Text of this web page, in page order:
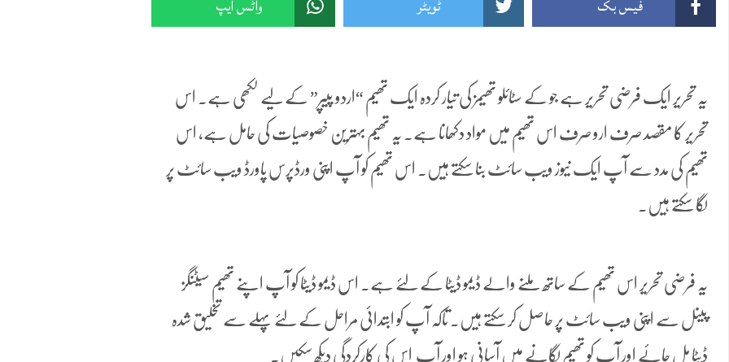
فیس بک ٹویٹر واٹس ایپ
یہ تحریر ایک فرضی تحریر ہے جو کے سٹائلو تھیمز کی تیار کردہ ایک تھیم “اردو پیپر” کے لیے لکھی ہے۔ اس
تحریر کا مقصد صرف ارو صرف اس تھیم میں مواد دکھانا ہے۔ یہ تھیم بہترین خصوصیات کی حامل ہے، اس
تھیم کی مدد سے آپ ایک نیوز ویب سائٹ بنا سکتے ہیں۔ اس تھیم کو آپ اپنی ورڈپرس پاورڈ ویب سائٹ پر
لگا سکتے ہیں۔
یہ فرضی تحریر اس تھیم کے ساتھ ملنے والے ڈیمو ڈیٹا کے لئے ہے۔ اس ڈیمو ڈیٹا کو آپ اپنے تھیم سیٹنگز
پینل سے اپنی ویب سائٹ پر حاصل کر سکتے ہیں۔ تاکہ آپ کو ابتدائی مراحل کے لئے پہلے سے تخلیق شدہ
ڈیٹا مل جائے اور آپ کو تھیم لگانے میں آسانی ہو اور آپ اس کی کارکردگی دیکھ سکیں۔